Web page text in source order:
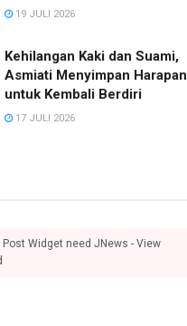
19 JULI 2026
Kehilangan Kaki dan Suami,
Asmiati Menyimpan Harapan
untuk Kembali Berdiri
17 JULI 2026
Post Widget need JNews - View